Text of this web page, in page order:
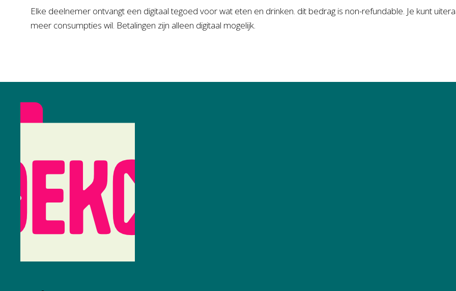
Elke deelnemer ontvangt een digitaal tegoed voor wat eten en drinken. dit bedrag is non-refundable. Je kunt
meer consumpties wil. Betalingen zijn alleen digitaal mogelijk.